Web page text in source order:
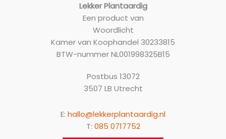
Lekker Plantaardig
Een product van
Woordlicht
Kamer van Koophandel 30233815
BTW-nummer NL001998325B15
Postbus 13072
3507 LB Utrecht
E: hallo@lekkerplantaardig.nl
T: 085 0717752